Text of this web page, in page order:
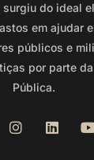
do ideal
em ajudar
públicos e
por parte
Pública.